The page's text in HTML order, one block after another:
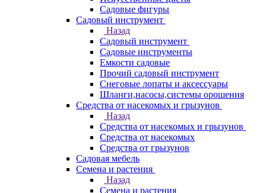
Садовые фигуры
Садовый инструмент
Назад
Садовый инструмент
Садовые инструменты
Емкости садовые
Прочий садовый инструмент
Снеговые лопаты и аксессуары
Шланги,насосы,системы орошения
Средства от насекомых и грызунов
Назад
Средства от насекомых и грызунов
Средства от насекомых
Средства от грызунов
Садовая мебель
Семена и растения
Назад
Семена и растения